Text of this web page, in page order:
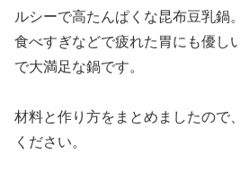
ルシーで高たんぱくな昆布豆乳鍋
食べすぎなどで疲れた胃にも優し
で大満足な鍋です。
材料と作り方をまとめましたので
ください。